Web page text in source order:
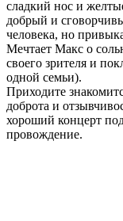
сладкий нос и
добрый и
человека, но
Мечтает Макс о
своего зрителя и
одной семьи).
Приходите
доброта и
хороший концерт
провождение.